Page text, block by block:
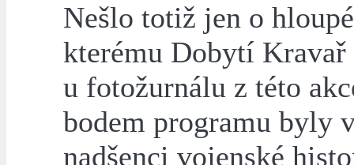
Nešlo totiž jen o
kterému Dobytí
u fotožurnálu z této
bodem programu byly
nadšenci vojenské